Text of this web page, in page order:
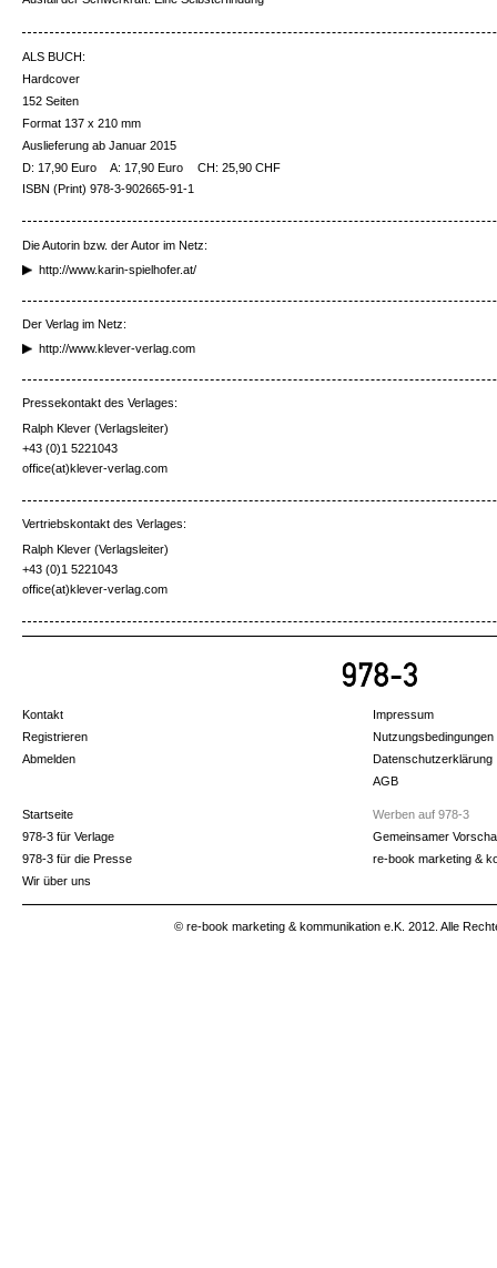
ALS BUCH:
Hardcover
152 Seiten
Format 137 x 210 mm
Auslieferung ab Januar 2015
D: 17,90 Euro
A: 17,90 Euro
CH: 25,90 CHF
ISBN (Print) 978-3-902665-91-1
Die Autorin bzw. der Autor im Netz:
http://www.karin-spielhofer.at/
Der Verlag im Netz:
http://www.klever-verlag.com
Pressekontakt des Verlages:
Ralph Klever (Verlagsleiter)
+43 (0)1 5221043
office(at)klever-verlag.com
Vertriebskontakt des Verlages:
Ralph Klever (Verlagsleiter)
+43 (0)1 5221043
office(at)klever-verlag.com
Kontakt
Registrieren
Abmelden
Impressum
Nutzungsbedingungen
Datenschutzerklärung
AGB
Startseite
978-3 für Verlage
978-3 für die Presse
Wir über uns
Werben auf 978-3
Gemeinsamer
re-book marketing &
© re-book marketing & kommunikation e.K. 2012. Alle